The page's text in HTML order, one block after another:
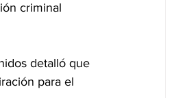
criminal
detalló que
para el